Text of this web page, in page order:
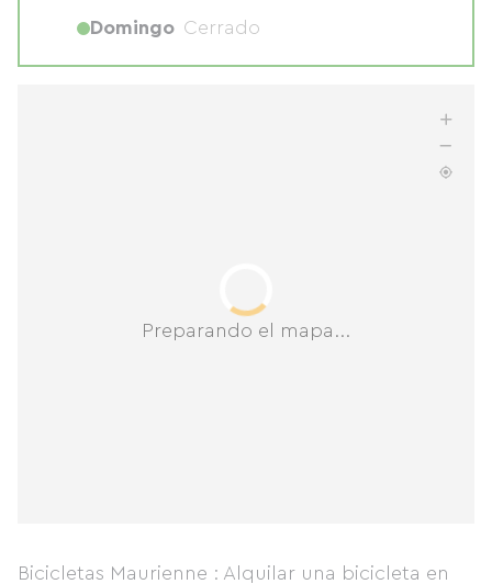
Preparando el mapa...
Bicicletas Maurienne : Alquilar una bicicleta en
Domingo Cerrado